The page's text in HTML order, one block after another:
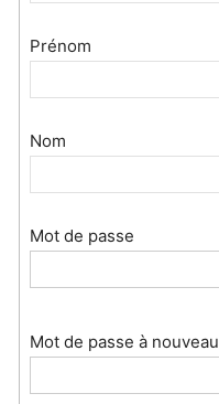
Prénom
Nom
Mot de passe
Mot de passe à nouveau